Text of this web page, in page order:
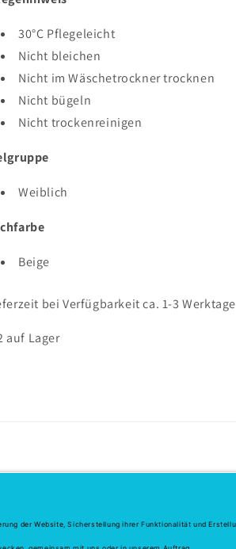
30°C Pflegeleicht
Nicht bleichen
Nicht im Wäschetrockner trocknen
Nicht bügeln
Nicht trockenreinigen
Weiblich
Beige
bei Verfügbarkeit ca. 1-3 Werktage
auf Lager